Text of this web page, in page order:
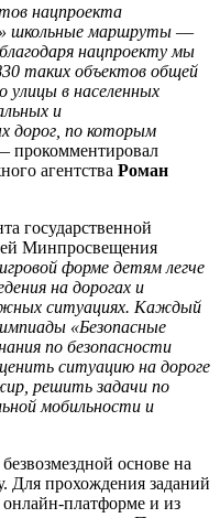
нацпроекта
школьные маршруты ―
нацпроекту мы
таких объектов общей
в населенных
и
дорог, по которым
прокомментировал
агентства Роман
государственной
Минпросвещения
форме детям легче
на дорогах и
ситуациях. Каждый
«Безопасные
по безопасности
ситуацию на дороге
решить задачи по
мобильности и
основе на
Для прохождения заданий
онлайн-платформе и из